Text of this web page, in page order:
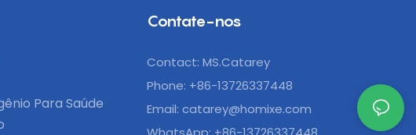
Para Saúde
Contate-nos
Contact: MS.Catarey
Phone: +86-13726337448
Email:catarey@homixe.com